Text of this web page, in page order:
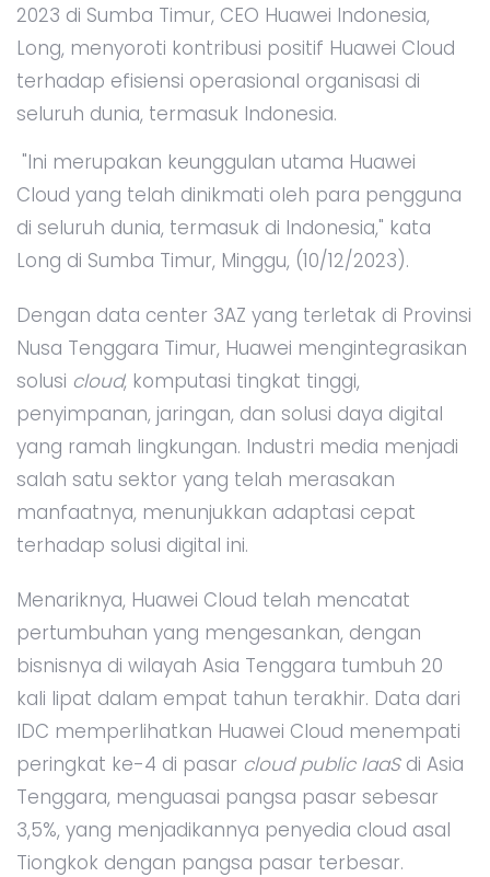
2023 di Sumba Timur, CEO Huawei Indonesia,
Long, menyoroti kontribusi positif Huawei Cloud
terhadap efisiensi operasional organisasi di
seluruh dunia, termasuk Indonesia.
"Ini merupakan keunggulan utama Huawei
Cloud yang telah dinikmati oleh para pengguna
di seluruh dunia, termasuk di Indonesia," kata
Long di Sumba Timur, Minggu, (10/12/2023).
Dengan data center 3AZ yang terletak di Provinsi
Nusa Tenggara Timur, Huawei mengintegrasikan
solusi cloud, komputasi tingkat tinggi,
penyimpanan, jaringan, dan solusi daya digital
yang ramah lingkungan. Industri media menjadi
salah satu sektor yang telah merasakan
manfaatnya, menunjukkan adaptasi cepat
terhadap solusi digital ini.
Menariknya, Huawei Cloud telah mencatat
pertumbuhan yang mengesankan, dengan
bisnisnya di wilayah Asia Tenggara tumbuh 20
kali lipat dalam empat tahun terakhir. Data dari
IDC memperlihatkan Huawei Cloud menempati
peringkat ke-4 di pasar cloud public IaaSdi Asia
Tenggara, menguasai pangsa pasar sebesar
3,5%, yang menjadikannya penyedia cloud asal
Tiongkok dengan pangsa pasar terbesar.